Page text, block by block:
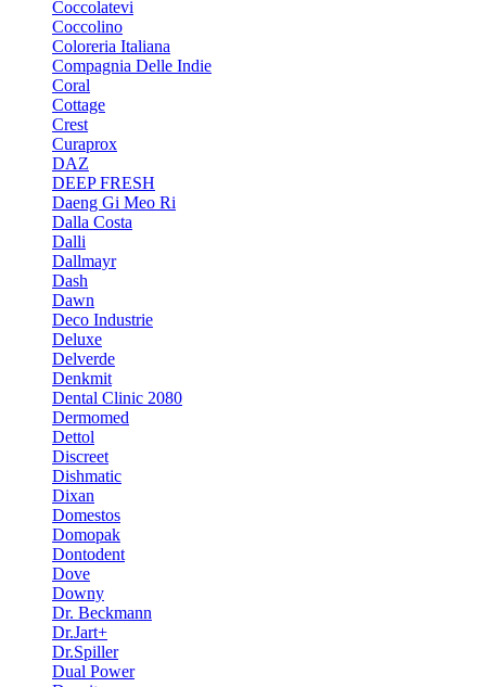
Coccolatevi
Coccolino
Coloreria Italiana
Compagnia Delle Indie
Coral
Cottage
Crest
Curaprox
DAZ
DEEP FRESH
Daeng Gi Meo Ri
Dalla Costa
Dalli
Dallmayr
Dash
Dawn
Deco Industrie
Deluxe
Delverde
Denkmit
Dental Clinic 2080
Dermomed
Dettol
Discreet
Dishmatic
Dixan
Domestos
Domopak
Dontodent
Dove
Downy
Dr. Beckmann
Dr.Jart+
Dr.Spiller
Dual Power